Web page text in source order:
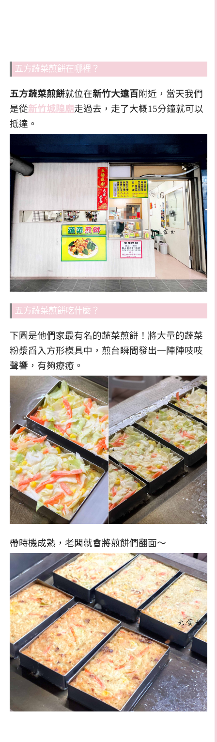
五方蔬菜煎餅在哪裡？
五方蔬菜煎餅就位在新竹大遠百附近，當天我們
是從新竹城隍廟走過去，走了大概15分鐘就可以
抵達。
五方蔬菜煎餅吃什麼？
下圖是他們家最有名的蔬菜煎餅！將大量的蔬菜
粉漿舀入方形模具中，煎台瞬間發出一陣陣吱吱
聲響，有夠療癒。
帶時機成熟，老闆就會將煎餅們翻面～